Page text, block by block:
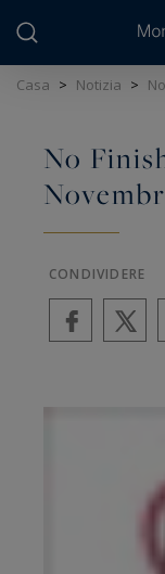
Casa > Notizia >
No
CONDIVIDERE